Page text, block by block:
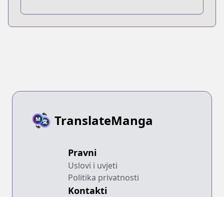
TranslateManga
Pravni
Uslovi i uvjeti
Politika privatnosti
Kontakti